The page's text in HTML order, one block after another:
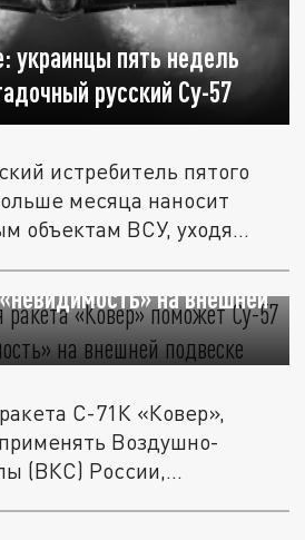
украинцы пять недель
русский Су-57
истребитель пятого
месяца наносит
объектам ВСУ, уходя...
ракета «Ковер» поможет
на внешней
С-71К «Ковер»,
Воздушно-
(ВКС) России,...